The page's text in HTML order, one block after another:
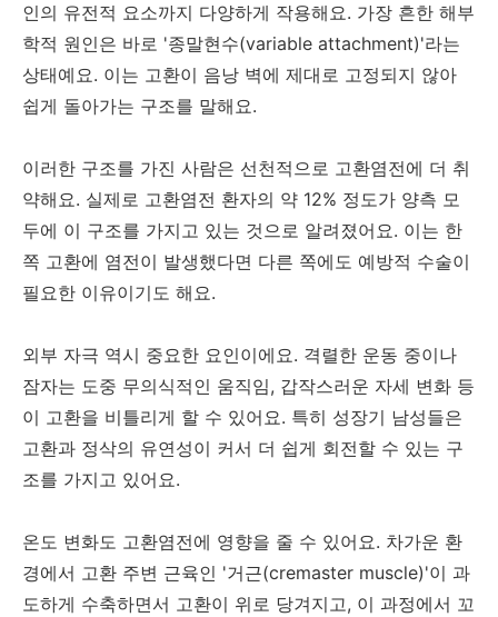
인의 유전적 요소까지 다양하게 작용해요. 가장 흔한 해부
학적 원인은 바로 '종말현수(variable attachment)'라는
상태예요. 이는 고환이 음낭 벽에 제대로 고정되지 않아
쉽게 돌아가는 구조를 말해요.
이러한 구조를 가진 사람은 선천적으로 고환염전에 더 취
약해요. 실제로 고환염전 환자의 약 12% 정도가 양측 모
두에 이 구조를 가지고 있는 것으로 알려졌어요. 이는 한
쪽 고환에 염전이 발생했다면 다른 쪽에도 예방적 수술이
필요한 이유이기도 해요.
외부 자극 역시 중요한 요인이에요. 격렬한 운동 중이나
잠자는 도중 무의식적인 움직임, 갑작스러운 자세 변화 등
이 고환을 비틀리게 할 수 있어요. 특히 성장기 남성들은
고환과 정삭의 유연성이 커서 더 쉽게 회전할 수 있는 구
조를 가지고 있어요.
온도 변화도 고환염전에 영향을 줄 수 있어요. 차가운 환
경에서 고환 주변 근육인 '거근(cremaster muscle)'이 과
도하게 수축하면서 고환이 위로 당겨지고, 이 과정에서 꼬